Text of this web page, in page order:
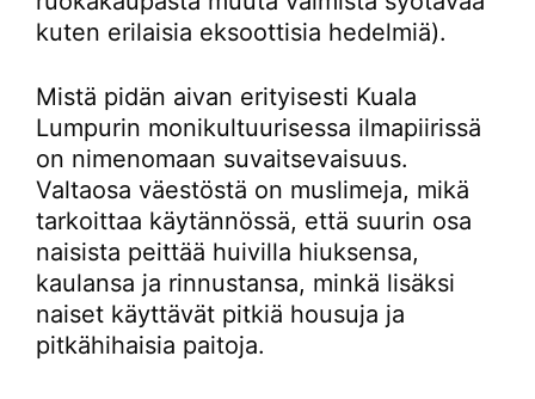
kuten erilaisia eksoottisia hedelmiä).
Mistä pidän aivan erityisesti Kuala
Lumpurin monikultuurisessa ilmapiirissä
on nimenomaan suvaitsevaisuus.
Valtaosa väestöstä on muslimeja, mikä
tarkoittaa käytännössä, että suurin osa
naisista peittää huivilla hiuksensa,
kaulansa ja rinnustansa, minkä lisäksi
naiset käyttävät pitkiä housuja ja
pitkähihaisia paitoja.